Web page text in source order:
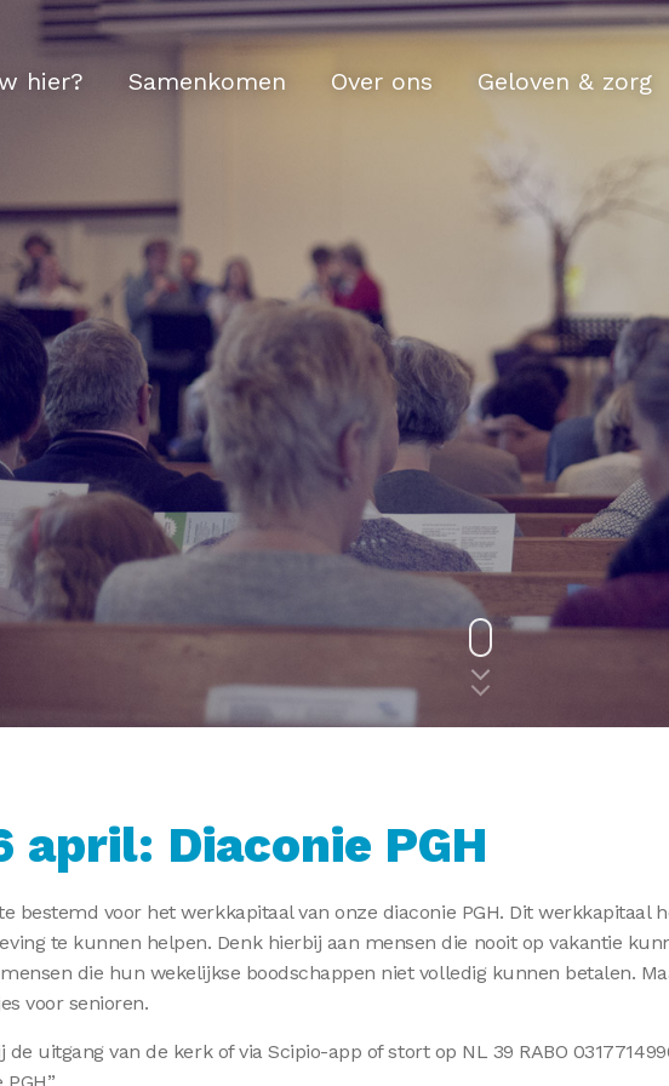
hier? Samenkomen Over ons Geloven & zorg
april: Diaconie PGH
bestemd voor het werkkapitaal van onze diaconie PGH. Dit werkkapitaal
te kunnen helpen. Denk hierbij aan mensen die nooit op vakantie
die hun wekelijkse boodschappen niet volledig kunnen betalen.
voor senioren.
uitgang van de kerk of via Scipio-app of stort op NL 39 RABO